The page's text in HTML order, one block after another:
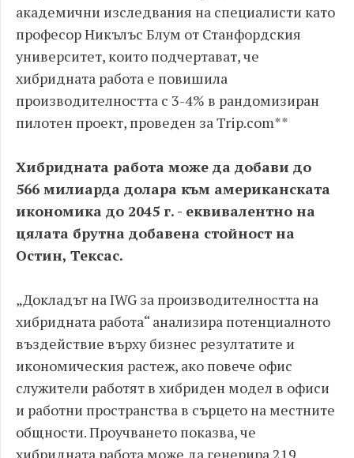
академични изследвания на специалисти като
професор Никълъс Блум от Станфордския
университет, които подчертават, че
хибридната работа е повишила
производителността с 3-4% в рандомизиран
пилотен проект, проведен за Trip.com**
Хибридната работа може да добави до
566 милиарда долара към американската
икономика до 2045 г. - еквивалентно на
цялата брутна добавена стойност на
Остин, Тексас.
„Докладът на IWG за производителността на
хибридната работа“ анализира потенциалното
въздействие върху бизнес резултатите и
икономическия растеж, ако повече офис
служители работят в хибриден модел в офиси
и работни пространства в сърцето на местните
общности. Проучването показва, че
хибридната работа може да генерира 219